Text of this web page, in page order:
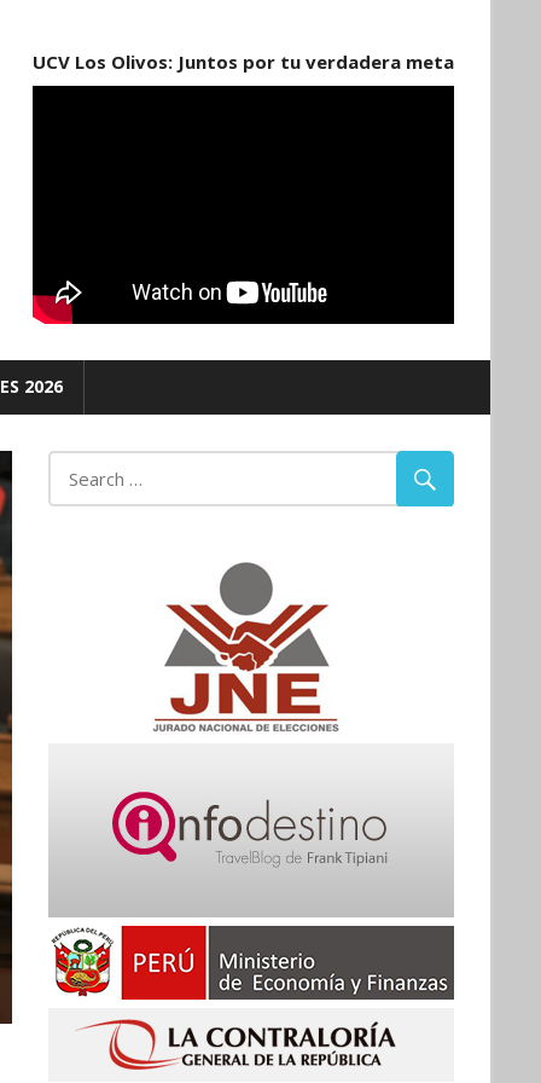
UCV Los Olivos: Juntos por tu verdadera meta
2026